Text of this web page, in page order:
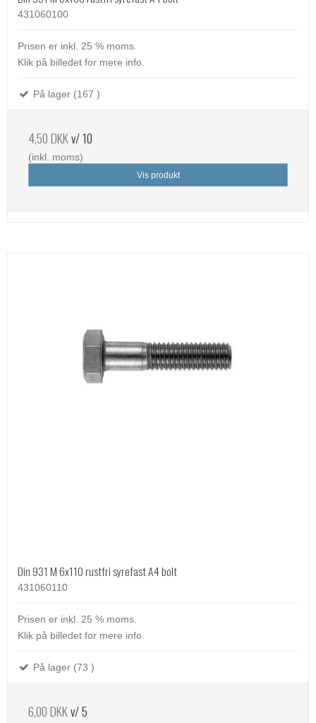
431060100
Prisen er inkl. 25 % moms.
Klik på billedet for mere info.
På lager (167 )
4,50 DKKv/ 10
(inkl. moms)
Vis produkt
Din 931 M 6x110 rustfri syrefast A4 bolt
431060110
Prisen er inkl. 25 % moms.
Klik på billedet for mere info.
På lager (73 )
6,00 DKKv/ 5